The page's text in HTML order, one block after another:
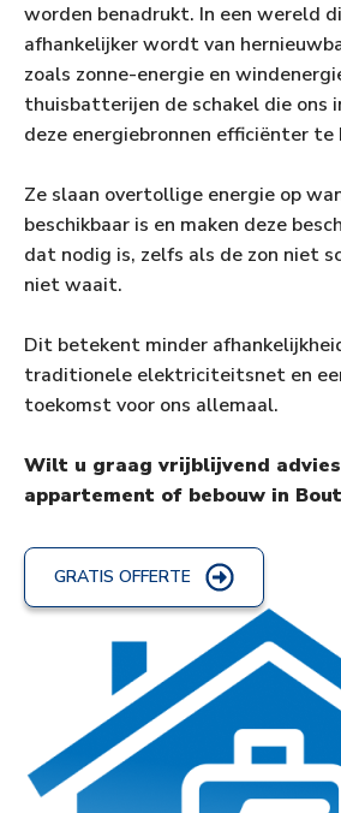
worden benadrukt. In een wereld
afhankelijker wordt van
zoals zonne-energie en
thuisbatterijen de schakel die ons
deze energiebronnen efficiënter
Ze slaan overtollige energie op
beschikbaar is en maken deze
dat nodig is, zelfs als de zon niet
niet waait.
Dit betekent minder
traditionele elektriciteitsnet en
toekomst voor ons allemaal.
Wilt u graag vrijblijvend
appartement of bebouw in
GRATIS OFFERTE